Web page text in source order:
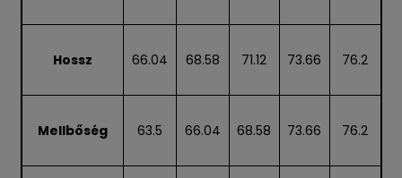
Hossz 66.04 68.58 71.12 73.66 76.2
Mellbőség 63.5 66.04 68.58 73.66 76.2